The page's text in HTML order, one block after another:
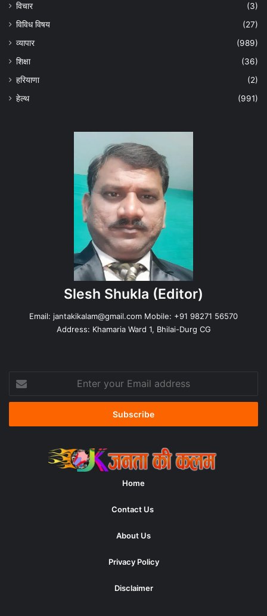
विचार
(3)
विविध विषय
(27)
व्यापार
(989)
शिक्षा
(36)
हरियाणा
(2)
हेल्‍थ
(991)
Slesh Shukla (Editor)
Email: jantakikalam@gmail.com Mobile: +91 98271 56570
Address: Khamaria Ward 1, Bhilai-Durg CG
your
Email
Home
Contact Us
About Us
Privacy Policy
Disclaimer